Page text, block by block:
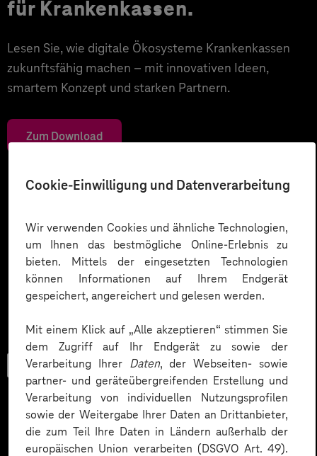
Cookie-Einwilligung und Datenverarbeitung
Wir verwenden Cookies und ähnliche Technologien,
um Ihnen das bestmögliche Online-Erlebnis zu
bieten. Mittels der eingesetzten Technologien
können Informationen auf Ihrem Endgerät
gespeichert, angereichert und gelesen werden.
Mit einem Klick auf „Alle akzeptieren“ stimmen Sie
dem Zugriff auf Ihr Endgerät zu sowie der
Verarbeitung Ihrer Daten, der Webseiten- sowie
partner- und geräteübergreifenden Erstellung und
Verarbeitung von individuellen Nutzungsprofilen
sowie der Weitergabe Ihrer Daten an Drittanbieter,
die zum Teil Ihre Daten in Ländern außerhalb der
europäischen Union verarbeiten (DSGVO Art. 49).
für Krankenkassen.
Lesen Sie, wie digitale Ökosysteme Krankenkassen
zukunftsfähig machen – mit innovativen Ideen,
smartem Konzept und starken Partnern.
Zum Download
Checkliste
Datenschutz in KI-Projekten